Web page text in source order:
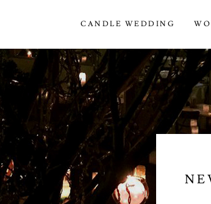
CANDLE WEDDING